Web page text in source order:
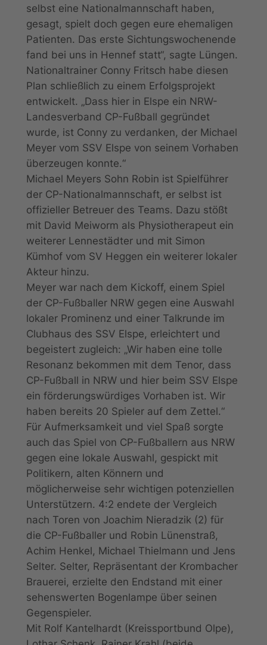
selbst eine Nationalmannschaft haben,
gesagt, spielt doch gegen eure ehemaligen
Patienten. Das erste Sichtungswochenende
fand bei uns in Hennef statt“, sagte Lüngen.
Nationaltrainer Conny Fritsch habe diesen
Plan schließlich zu einem Erfolgsprojekt
entwickelt. „Dass hier in Elspe ein NRW-
Landesverband CP-Fußball gegründet
wurde, ist Conny zu verdanken, der Michael
Meyer vom SSV Elspe von seinem Vorhaben
überzeugen konnte.“
Michael Meyers Sohn Robin ist Spielführer
der CP-Nationalmannschaft, er selbst ist
offizieller Betreuer des Teams. Dazu stößt
mit David Meiworm als Physiotherapeut ein
weiterer Lennestädter und mit Simon
Kümhof vom SV Heggen ein weiterer lokaler
Akteur hinzu.
Meyer war nach dem Kickoff, einem Spiel
der CP-Fußballer NRW gegen eine Auswahl
lokaler Prominenz und einer Talkrunde im
Clubhaus des SSV Elspe, erleichtert und
begeistert zugleich: „Wir haben eine tolle
Resonanz bekommen mit dem Tenor, dass
CP-Fußball in NRW und hier beim SSV Elspe
ein förderungswürdiges Vorhaben ist. Wir
haben bereits 20 Spieler auf dem Zettel.“
Für Aufmerksamkeit und viel Spaß sorgte
auch das Spiel von CP-Fußballern aus NRW
gegen eine lokale Auswahl, gespickt mit
Politikern, alten Könnern und
möglicherweise sehr wichtigen potenziellen
Unterstützern. 4:2 endete der Vergleich
nach Toren von Joachim Nieradzik (2) für
die CP-Fußballer und Robin Lünenstraß,
Achim Henkel, Michael Thielmann und Jens
Selter. Selter, Repräsentant der Krombacher
Brauerei, erzielte den Endstand mit einer
sehenswerten Bogenlampe über seinen
Gegenspieler.
Mit Rolf Kantelhardt (Kreissportbund Olpe),